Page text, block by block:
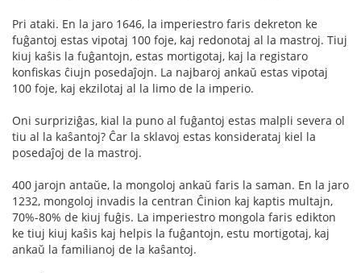
Pri ataki. En la jaro 1646, la imperiestro faris dekreton ke
fuĝantoj estas vipotaj 100 foje, kaj redonotaj al la mastroj. Tiuj
kiuj kaŝis la fuĝantojn, estas mortigotaj, kaj la registaro
konfiskas ĉiujn posedaĵojn. La najbaroj ankaŭ estas vipotaj
100 foje, kaj ekzilotaj al la limo de la imperio.
Oni surpriziĝas, kial la puno al fuĝantoj estas malpli severa ol
tiu al la kaŝantoj? Ĉar la sklavoj estas konsiderataj kiel la
posedaĵoj de la mastroj.
400 jarojn antaŭe, la mongoloj ankaŭ faris la saman. En la jaro
1232, mongoloj invadis la centran Ĉinion kaj kaptis multajn,
70%-80% de kiuj fuĝis. La imperiestro mongola faris edikton
ke tiuj kiuj kaŝis kaj helpis la fuĝantojn, estu mortigotaj, kaj
ankaŭ la familianoj de la kaŝantoj.